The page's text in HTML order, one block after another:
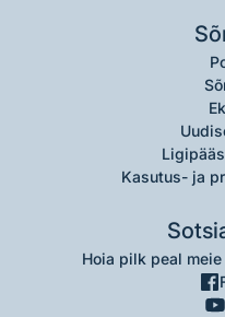
Kasutus- ja
Hoia pilk peal